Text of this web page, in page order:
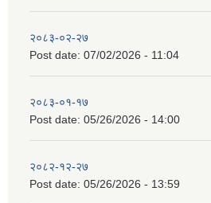
२०८३-०२-२७
Post date: 07/02/2026 - 11:04
२०८३-०१-१७
Post date: 05/26/2026 - 14:00
२०८२-१२-२७
Post date: 05/26/2026 - 13:59